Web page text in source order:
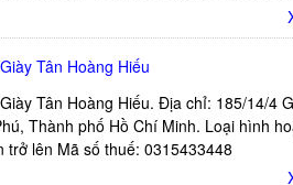
Tân Hoàng Hiếu
Tân Hoàng Hiếu. Địa chỉ: 185/14/4
Thành phố Hồ Chí Minh. Loại hình
trở lên Mã số thuế: 0315433448